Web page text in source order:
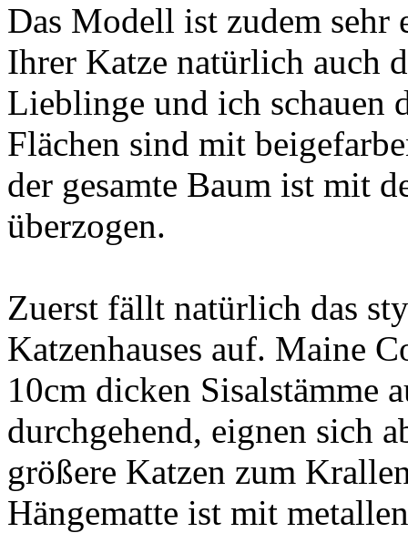
Das Modell ist zudem sehr
Ihrer Katze natürlich auch
Lieblinge und ich schauen
Flächen sind mit
der gesamte Baum ist mit
überzogen.
Zuerst fällt natürlich das
Katzenhauses auf. Maine
10cm dicken Sisalstämme
durchgehend, eignen sich
größere Katzen zum
Hängematte ist mit